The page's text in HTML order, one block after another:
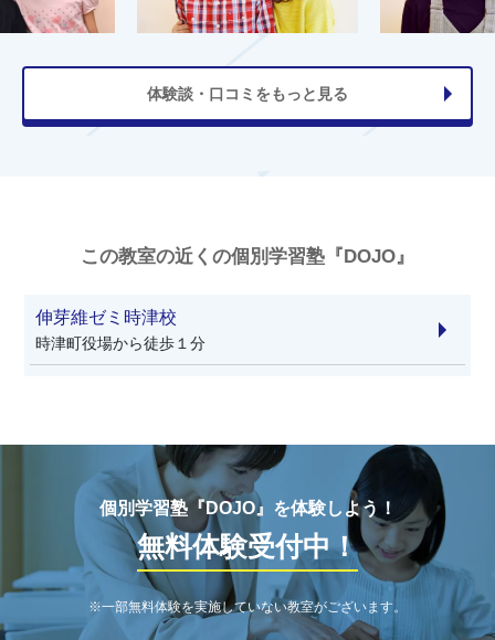
体験談・口コミをもっと見る
この教室の近くの個別学習塾『DOJO』
伸芽維ゼミ時津校
時津町役場から徒歩１分
個別学習塾『DOJO』を体験しよう！
無料体験受付中！
※一部無料体験を実施していない教室がございます。